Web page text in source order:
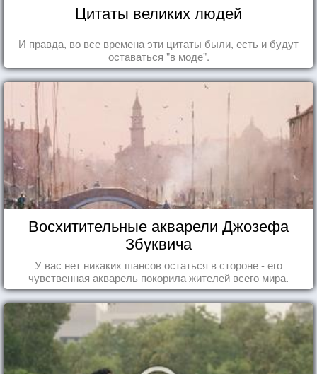
Цитаты великих людей
И правда, во все времена эти цитаты были, есть и будут
оставаться "в моде".
Восхитительные акварели Джозефа
Збуквича
У вас нет никаких шансов остаться в стороне - его
чувственная акварель покорила жителей всего мира.